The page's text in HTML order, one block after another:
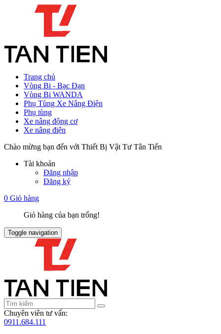
Trang chủ
Vòng Bi - Bạc Đạn
Vòng Bi WANDA
Phụ Tùng Xe Nâng Điện
Phụ tùng
Xe nâng động cơ
Xe nâng điện
Chào mừng bạn đến với Thiết Bị Vật Tư Tân Tiến
Tài khoản
Đăng nhập
Đăng ký
0 Giỏ hàng
Giỏ hàng của bạn trống!
Toggle navigation
Chuyên viên tư vấn:
0911.684.111